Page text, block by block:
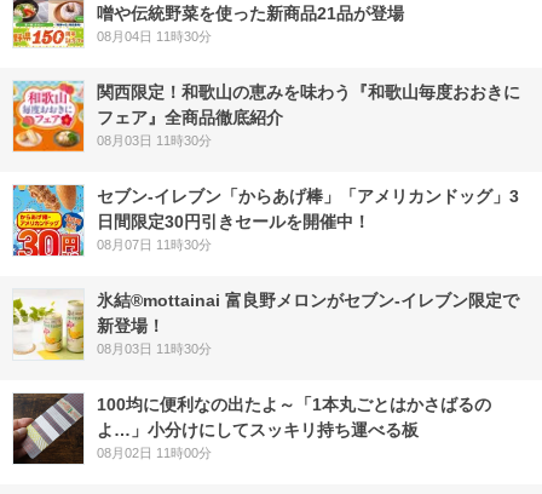
噌や伝統野菜を使った新商品21品が登場
08月04日 11時30分
関西限定！和歌山の恵みを味わう『和歌山毎度おおきに
フェア』全商品徹底紹介
08月03日 11時30分
セブン‐イレブン「からあげ棒」「アメリカンドッグ」3
日間限定30円引きセールを開催中！
08月07日 11時30分
氷結®mottainai 富良野メロンがセブン‐イレブン限定で
新登場！
08月03日 11時30分
100均に便利なの出たよ～「1本丸ごとはかさばるの
よ…」小分けにしてスッキリ持ち運べる板
08月02日 11時00分